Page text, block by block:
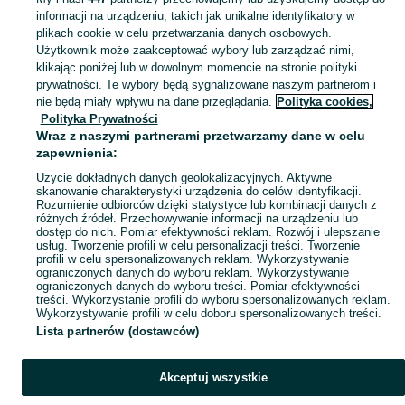
KATEGORIA
Skorzystaj z największego serwisu ogłoszeniowego - Głogusz i okolice! Kupuj to, czego pragniesz i sprzedawaj to, czego już nie potrzebujesz! Zobacz
Mapa kategorii
Mapa miejscowości
Mapa ministron
Popularne wyszukiwania
informacji na urządzeniu, takich jak unikalne identyfikatory w
plikach cookie w celu przetwarzania danych osobowych.
Użytkownik może zaakceptować wybory lub zarządzać nimi,
klikając poniżej lub w dowolnym momencie na stronie polityki
prywatności. Te wybory będą sygnalizowane naszym partnerom i
nie będą miały wpływu na dane przeglądania. Polityka cookies,
Polityka Prywatności
Wraz z naszymi partnerami przetwarzamy dane w celu
zapewnienia:
Użycie dokładnych danych geolokalizacyjnych. Aktywne
skanowanie charakterystyki urządzenia do celów identyfikacji.
Rozumienie odbiorców dzięki statystyce lub kombinacji danych z
różnych źródeł. Przechowywanie informacji na urządzeniu lub
dostęp do nich. Pomiar efektywności reklam. Rozwój i ulepszanie
usług. Tworzenie profili w celu personalizacji treści. Tworzenie
profili w celu spersonalizowanych reklam. Wykorzystywanie
ograniczonych danych do wyboru reklam. Wykorzystywanie
ograniczonych danych do wyboru treści. Pomiar efektywności
treści. Wykorzystanie profili do wyboru spersonalizowanych reklam.
Wykorzystywanie profili w celu doboru spersonalizowanych treści.
Lista partnerów (dostawców)
Akceptuj wszystkie